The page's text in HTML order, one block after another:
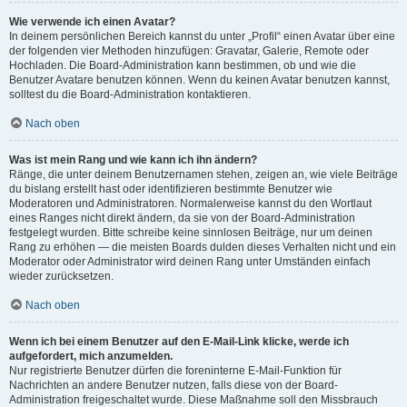
Wie verwende ich einen Avatar?
In deinem persönlichen Bereich kannst du unter „Profil“ einen Avatar über eine
der folgenden vier Methoden hinzufügen: Gravatar, Galerie, Remote oder
Hochladen. Die Board-Administration kann bestimmen, ob und wie die
Benutzer Avatare benutzen können. Wenn du keinen Avatar benutzen kannst,
solltest du die Board-Administration kontaktieren.
Nach oben
Was ist mein Rang und wie kann ich ihn ändern?
Ränge, die unter deinem Benutzernamen stehen, zeigen an, wie viele Beiträge
du bislang erstellt hast oder identifizieren bestimmte Benutzer wie
Moderatoren und Administratoren. Normalerweise kannst du den Wortlaut
eines Ranges nicht direkt ändern, da sie von der Board-Administration
festgelegt wurden. Bitte schreibe keine sinnlosen Beiträge, nur um deinen
Rang zu erhöhen — die meisten Boards dulden dieses Verhalten nicht und ein
Moderator oder Administrator wird deinen Rang unter Umständen einfach
wieder zurücksetzen.
Nach oben
Wenn ich bei einem Benutzer auf den E-Mail-Link klicke, werde ich
aufgefordert, mich anzumelden.
Nur registrierte Benutzer dürfen die foreninterne E-Mail-Funktion für
Nachrichten an andere Benutzer nutzen, falls diese von der Board-
Administration freigeschaltet wurde. Diese Maßnahme soll den Missbrauch